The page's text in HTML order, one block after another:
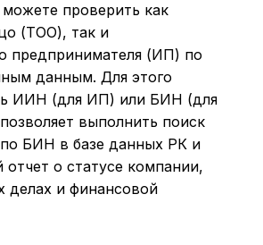
проверить как
(ТОО), так и
предпринимателя (ИП) по
данным. Для этого
ИИН (для ИП) или БИН (для
выполнить поиск
БИН в базе данных РК и
отчет о статусе компании,
делах и финансовой